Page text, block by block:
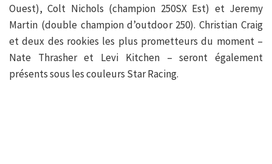
Ouest), Colt Nichols (champion 250SX Est) et Jeremy
Martin (double champion d’outdoor 250). Christian Craig
et deux des rookies les plus prometteurs du moment –
Nate Thrasher et Levi Kitchen – seront également
présents sous les couleurs Star Racing.